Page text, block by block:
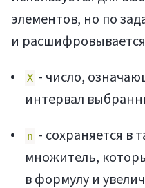
элементов, но по
и
X - число,
интервал
n - сохраняется в
множитель,
в формулу и